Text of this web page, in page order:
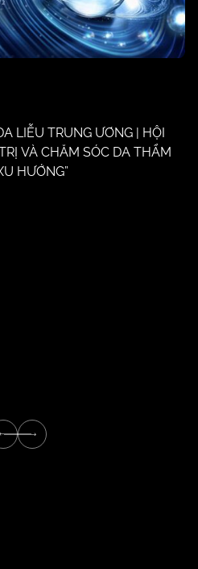
LIỄU TRUNG ƯƠNG | HỘI
VÀ CHĂM SÓC DA THẨM
HƯỚNG”